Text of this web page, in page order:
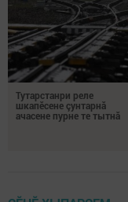
Тутарстанри реле
шкапӗсене çунтарнă
ачасене пурне те тытнă